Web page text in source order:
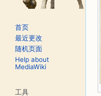
首页
最近更改
随机页面
Help about
MediaWiki
工具